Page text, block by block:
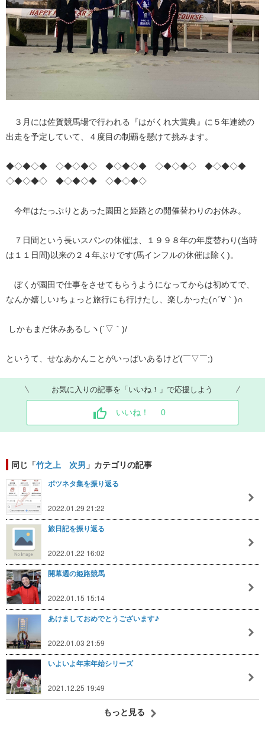
３月には佐賀競馬場で行われる『はがくれ大賞典』に５年連続の
出走を予定していて、４度目の制覇を懸けて挑みます。
◆◇◆◇◆ ◇◆◇◆◇ ◆◇◆◇◆ ◇◆◇◆◇ ◆◇◆◇◆
◇◆◇◆◇ ◆◇◆◇◆ ◇◆◇◆◇
今年はたっぷりとあった園田と姫路との開催替わりのお休み。
７日間という長いスパンの休催は、１９９８年の年度替わり(当時
は１１日間)以来の２４年ぶりです(馬インフルの休催は除く)。
ぼくが園田で仕事をさせてもらうようになってからは初めてで、
なんか嬉しい♪ちょっと旅行にも行けたし、楽しかった(∩´∀｀)∩
しかもまだ休みあるしヽ(´▽｀)/
というて、せなあかんことがいっぱいあるけど(￣▽￣;)
お気に入りの記事を「いいね！」で応援しよう
いいね！ 0
同じ「竹之上 次男 」カテゴリの記事
ボツネタ集を振り返る
2022.01.29 21:22
旅日記を振り返る
2022.01.22 16:02
開幕週の姫路競馬
2022.01.15 15:14
あけましておめでとうございます♪
2022.01.03 21:59
いよいよ年末年始シリーズ
2021.12.25 19:49
もっと見る